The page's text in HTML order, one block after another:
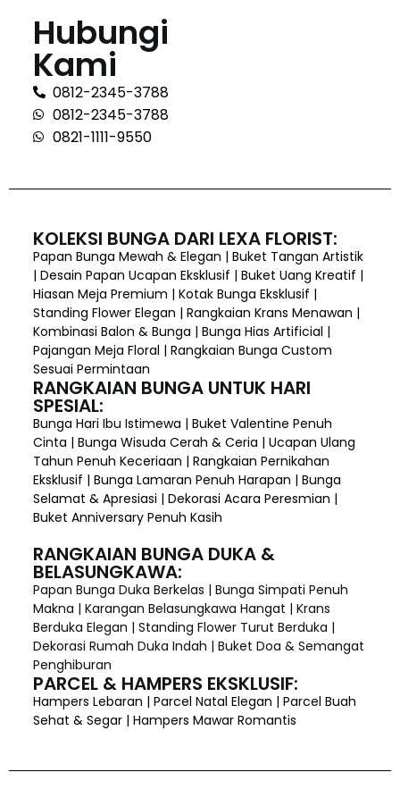
Hubungi
Kami
0812-2345-3788
0812-2345-3788
0821-1111-9550
KOLEKSI BUNGA DARI LEXA FLORIST:
Papan Bunga Mewah & Elegan | Buket Tangan Artistik
| Desain Papan Ucapan Eksklusif | Buket Uang Kreatif |
Hiasan Meja Premium | Kotak Bunga Eksklusif |
Standing Flower Elegan | Rangkaian Krans Menawan |
Kombinasi Balon & Bunga | Bunga Hias Artificial |
Pajangan Meja Floral | Rangkaian Bunga Custom
Sesuai Permintaan
RANGKAIAN BUNGA UNTUK HARI
SPESIAL:
Bunga Hari Ibu Istimewa | Buket Valentine Penuh
Cinta | Bunga Wisuda Cerah & Ceria | Ucapan Ulang
Tahun Penuh Keceriaan | Rangkaian Pernikahan
Eksklusif | Bunga Lamaran Penuh Harapan | Bunga
Selamat & Apresiasi | Dekorasi Acara Peresmian |
Buket Anniversary Penuh Kasih
RANGKAIAN BUNGA DUKA &
BELASUNGKAWA:
Papan Bunga Duka Berkelas | Bunga Simpati Penuh
Makna | Karangan Belasungkawa Hangat | Krans
Berduka Elegan | Standing Flower Turut Berduka |
Dekorasi Rumah Duka Indah | Buket Doa & Semangat
Penghiburan
PARCEL & HAMPERS EKSKLUSIF:
Hampers Lebaran | Parcel Natal Elegan | Parcel Buah
Sehat & Segar | Hampers Mawar Romantis